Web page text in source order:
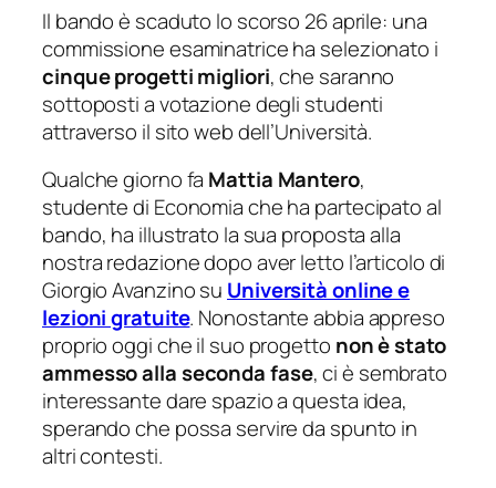
Il bando è scaduto lo scorso 26 aprile: una
commissione esaminatrice ha selezionato i
cinque progetti migliori, che saranno
sottoposti a votazione degli studenti
attraverso il sito web dell’Università.
Qualche giorno fa Mattia Mantero,
studente di Economia che ha partecipato al
bando, ha illustrato la sua proposta alla
nostra redazione dopo aver letto l’articolo di
Giorgio Avanzino su Università online e
lezioni gratuite. Nonostante abbia appreso
proprio oggi che il suo progetto non è stato
ammesso alla seconda fase, ci è sembrato
interessante dare spazio a questa idea,
sperando che possa servire da spunto in
altri contesti.